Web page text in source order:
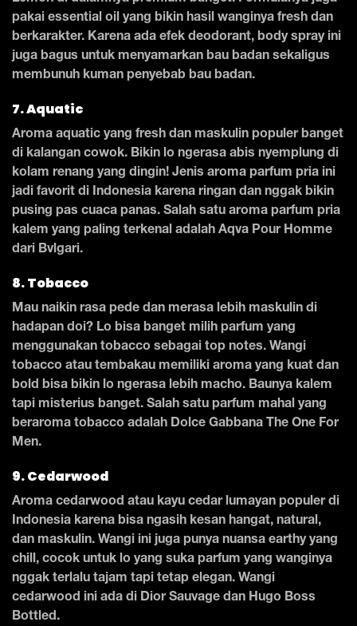
pakai essential oil yang bikin hasil wanginya fresh dan
berkarakter. Karena ada efek deodorant, body spray ini
juga bagus untuk menyamarkan bau badan sekaligus
membunuh kuman penyebab bau badan.
7. Aquatic
Aroma aquatic yang fresh dan maskulin populer banget
di kalangan cowok. Bikin lo ngerasa abis nyemplung di
kolam renang yang dingin! Jenis aroma parfum pria ini
jadi favorit di Indonesia karena ringan dan nggak bikin
pusing pas cuaca panas. Salah satu aroma parfum pria
kalem yang paling terkenal adalah Aqva Pour Homme
dari Bvlgari.
8. Tobacco
Mau naikin rasa pede dan merasa lebih maskulin di
hadapan doi? Lo bisa banget milih parfum yang
menggunakan tobacco sebagai top notes. Wangi
tobacco atau tembakau memiliki aroma yang kuat dan
bold bisa bikin lo ngerasa lebih macho. Baunya kalem
tapi misterius banget. Salah satu parfum mahal yang
beraroma tobacco adalah Dolce Gabbana The One For
Men.
9. Cedarwood
Aroma cedarwood atau kayu cedar lumayan populer di
Indonesia karena bisa ngasih kesan hangat, natural,
dan maskulin. Wangi ini juga punya nuansa earthy yang
chill, cocok untuk lo yang suka parfum yang wanginya
nggak terlalu tajam tapi tetap elegan. Wangi
cedarwood ini ada di Dior Sauvage dan Hugo Boss
Bottled.